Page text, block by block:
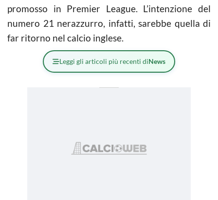
promosso in Premier League. L’intenzione del
numero 21 nerazzurro, infatti, sarebbe quella di
far ritorno nel calcio inglese.
Leggi gli articoli più recenti diNews